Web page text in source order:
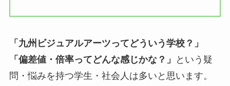
「九州ビジュアルアーツってどういう学校？」
「偏差値・倍率ってどんな感じかな？」
という疑
問・悩みを持つ学生・社会人は多いと思います。